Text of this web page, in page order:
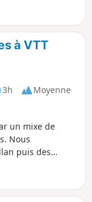
à VTT
3h
Moyenne
un mixe de
Nous
puis des
Pyrénéenne.
la Côte puis